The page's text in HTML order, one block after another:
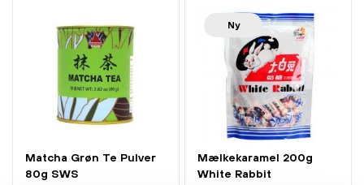
Matcha Grøn Te Pulver
80g SWS
Ny
Mælkekaramel 200g
White Rabbit